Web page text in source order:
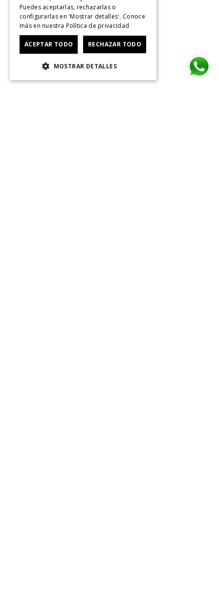
Puedes aceptarlas, rechazarlas o
configurarlas en 'Mostrar detalles'. Conoce
más en nuestra Política de privacidad
ACEPTAR TODO RECHAZAR TODO
MOSTRAR DETALLES